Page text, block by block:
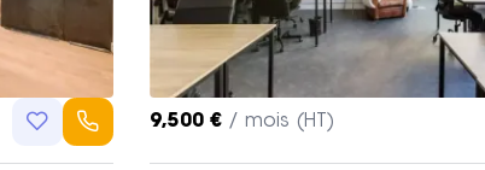
9,500 € / mois (HT)